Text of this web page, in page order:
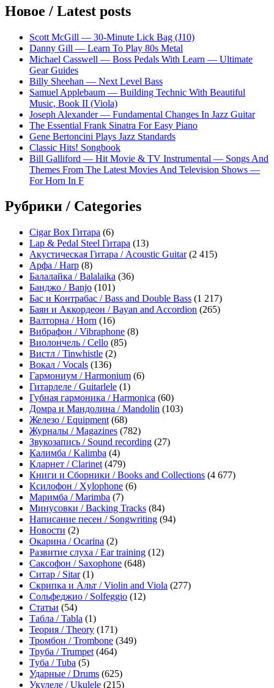
Новое / Latest posts
Scott McGill — 30-Minute Lick Bag (J10)
Danny Gill — Learn To Play 80s Metal
Michael Casswell — Boss Pedals With Learn — Ultimate
Gear Guides
Billy Sheehan — Next Level Bass
Samuel Applebaum — Building Technic With Beautiful
Music, Book II (Viola)
Joseph Alexander — Fundamental Changes In Jazz Guitar
The Essential Frank Sinatra For Easy Piano
Gene Bertoncini Plays Jazz Standards
Classic Hits! Songbook
Bill Galliford — Hit Movie & TV Instrumental — Songs And
Themes From The Latest Movies And Television Shows —
For Horn In F
Рубрики / Categories
Cigar Box Гитара (6)
Lap & Pedal Steel Гитара (13)
Акустическая Гитара / Acoustic Guitar(2 415)
Арфа / Harp (8)
Балалайка / Balalaika (36)
Банджо / Banjo (101)
Бас и Контрабас / Bass and Double Bass (1 217)
Баян и Аккордеон / Bayan and Accordion (265)
Валторна / Horn (16)
Вибрафон / Vibraphone (8)
Виолончель / Cello (85)
Вистл / Tinwhistle (2)
Вокал / Vocals (136)
Гармониум / Harmonium (6)
Гитарлеле / Guitarlele (1)
Губная гармоника / Harmonica (60)
Домра и Мандолина / Mandolin (103)
Железо / Equipment (68)
Журналы / Magazines (782)
Звукозапись / Sound recording (27)
Калимба / Kalimba (4)
Кларнет / Clarinet (479)
Книги и Сборники / Books and Collections (4 677)
Ксилофон / Xylophone (6)
Маримба / Marimba (7)
Минусовки / Backing Tracks (84)
Написание песен / Songwriting (94)
Новости (2)
Окарина / Ocarina (2)
Развитие слуха / Ear training (12)
Саксофон / Saxophone (648)
Ситар / Sitar(1)
Скрипка и Альт / Violin and Viola (277)
Сольфеджио / Solfeggio (12)
Статьи (54)
Табла / Tabla (1)
Теория / Theory (171)
Тромбон / Trombone (349)
Труба / Trumpet (464)
Туба / Tuba (5)
Ударные / Drums (625)
Укулеле / Ukulele (215)